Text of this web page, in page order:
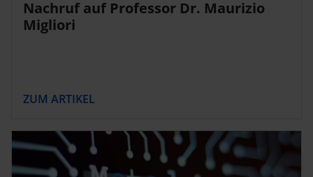
Nachruf auf Professor Dr. Maurizio
Migliori
ZUM ARTIKEL